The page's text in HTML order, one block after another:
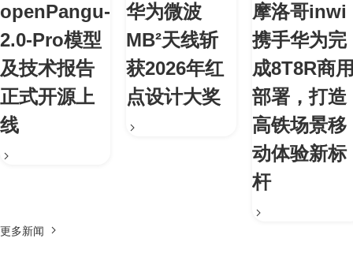
openPangu-
2.0-Pro模型
及技术报告
正式开源上
线
华为微波
MB²天线斩
获2026年红
点设计大奖
摩洛哥inwi
携手华为完
成8T8R商
部署，打造
高铁场景移
动体验新标
杆
更多新闻